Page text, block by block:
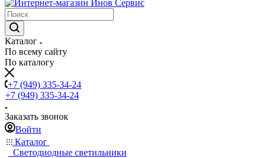
Каталог
По всему сайту
По каталогу
+7 (949) 335-34-24
+7 (949) 335-34-24
Заказать звонок
Войти
Каталог
Светодиодные светильники